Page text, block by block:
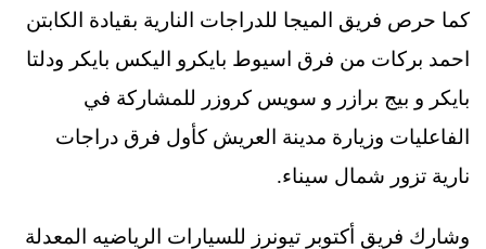
كما حرص فريق الميجا للدراجات النارية بقيادة الكابتن
احمد بركات من فرق اسيوط بايكرو اليكس بايكر ودلتا
بايكر و بيج برازر و سويس كروزر للمشاركة في
الفاعليات وزيارة مدينة العريش كأول فرق دراجات
نارية تزور شمال سيناء.
وشارك فريق أكتوبر تيونرز للسيارات الرياضيه المعدلة